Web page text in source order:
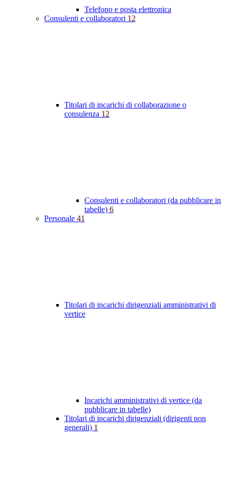
Telefono e posta elettronica
Consulenti e collaboratori 12
Titolari di incarichi di collaborazione o
consulenza 12
Consulenti e collaboratori (da pubblicare in
tabelle) 6
Personale 41
Titolari di incarichi dirigenziali amministrativi di
vertice
Incarichi amministrativi di vertice (da
pubblicare in tabelle)
Titolari di incarichi dirigenziali (dirigenti non
generali) 1